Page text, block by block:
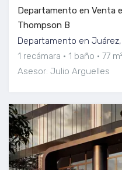
Departamento en Venta
Thompson B
Departamento en
1 recámara
1 baño
77 m²
Asesor: Julio Arguelles